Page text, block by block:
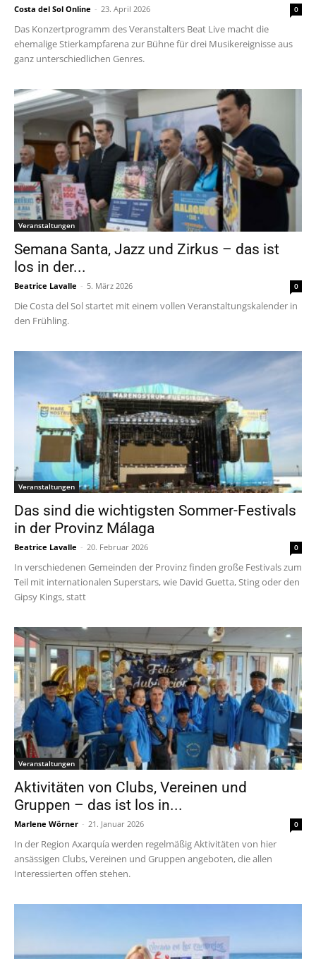
Costa del Sol Online - 23. April 2026 0
Das Konzertprogramm des Veranstalters Beat Live macht die
ehemalige Stierkampfarena zur Bühne für drei Musikereignisse aus
ganz unterschiedlichen Genres.
Veranstaltungen
Semana Santa, Jazz und Zirkus – das ist
los in der...
Beatrice Lavalle - 5. März 2026 0
Die Costa del Sol startet mit einem vollen Veranstaltungskalender in
den Frühling.
Veranstaltungen
Das sind die wichtigsten Sommer-Festivals
in der Provinz Málaga
Beatrice Lavalle - 20. Februar 2026 0
In verschiedenen Gemeinden der Provinz finden große Festivals zum
Teil mit internationalen Superstars, wie David Guetta, Sting oder den
Gipsy Kings, statt
Veranstaltungen
Aktivitäten von Clubs, Vereinen und
Gruppen – das ist los in...
Marlene Wörner - 21. Januar 2026 0
In der Region Axarquía werden regelmäßig Aktivitäten von hier
ansässigen Clubs, Vereinen und Gruppen angeboten, die allen
Interessierten offen stehen.